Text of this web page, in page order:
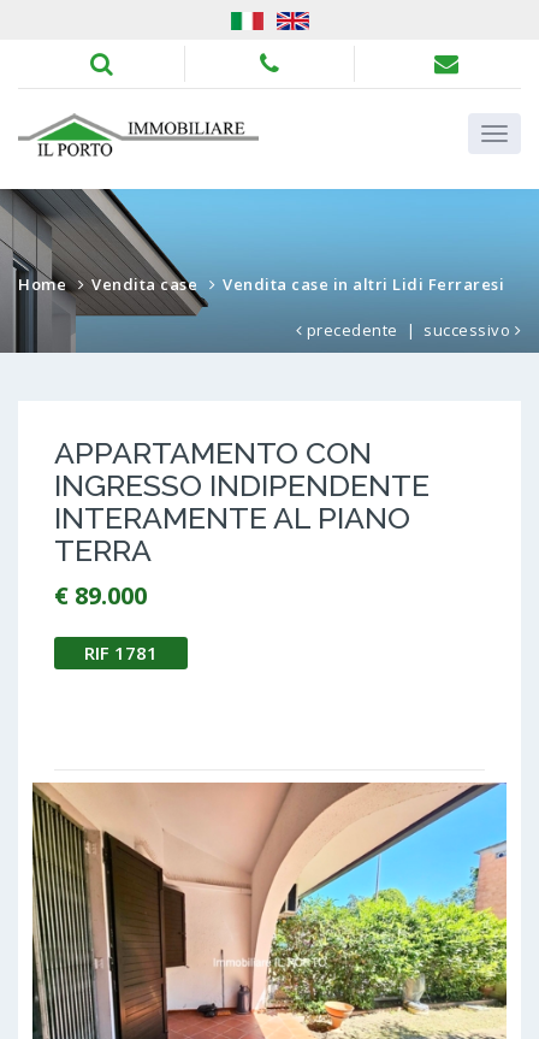
Home Vendita case Vendita case in altri Lidi Ferraresi
precedente | successivo
APPARTAMENTO CON
INGRESSO INDIPENDENTE
INTERAMENTE AL PIANO
TERRA
€ 89.000
RIF 1781